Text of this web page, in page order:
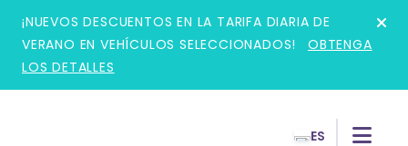
content
¡NUEVOS DESCUENTOS EN LA TARIFA DIARIA DE
VERANO EN VEHÍCULOS SELECCIONADOS!
OBTENGA
LOS DETALLES
ES